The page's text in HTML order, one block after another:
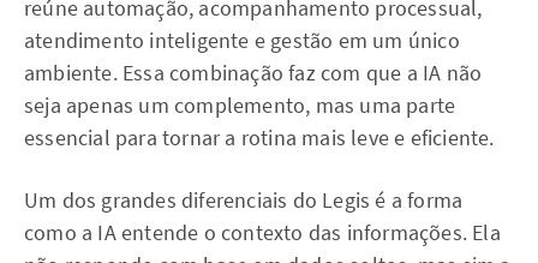
reúne automação, acompanhamento processual,
atendimento inteligente e gestão em um único
ambiente. Essa combinação faz com que a IA não
seja apenas um complemento, mas uma parte
essencial para tornar a rotina mais leve e eficiente.
Um dos grandes diferenciais do Legis é a forma
como a IA entende o contexto das informações. Ela